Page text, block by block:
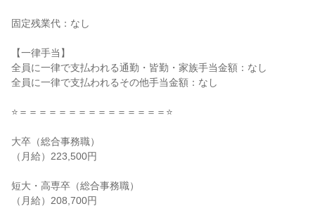
固定残業代：なし
【一律手当】
全員に一律で支払われる通勤・皆勤・家族手当金額：なし
全員に一律で支払われるその他手当金額：なし
⭐＝＝＝＝＝＝＝＝＝＝＝＝＝＝＝⭐
大卒（総合事務職）
（月給）223,500円
短大・高専卒（総合事務職）
（月給）208,700円